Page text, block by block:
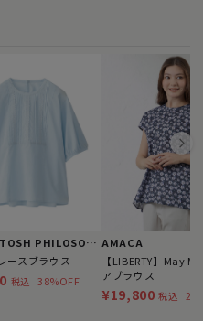
MACKINTOSH PHILOSOPHY
ースブラウス
税込 38%OFF
AMACA
【LIBERTY】May
アブラウス
¥19,800 税込